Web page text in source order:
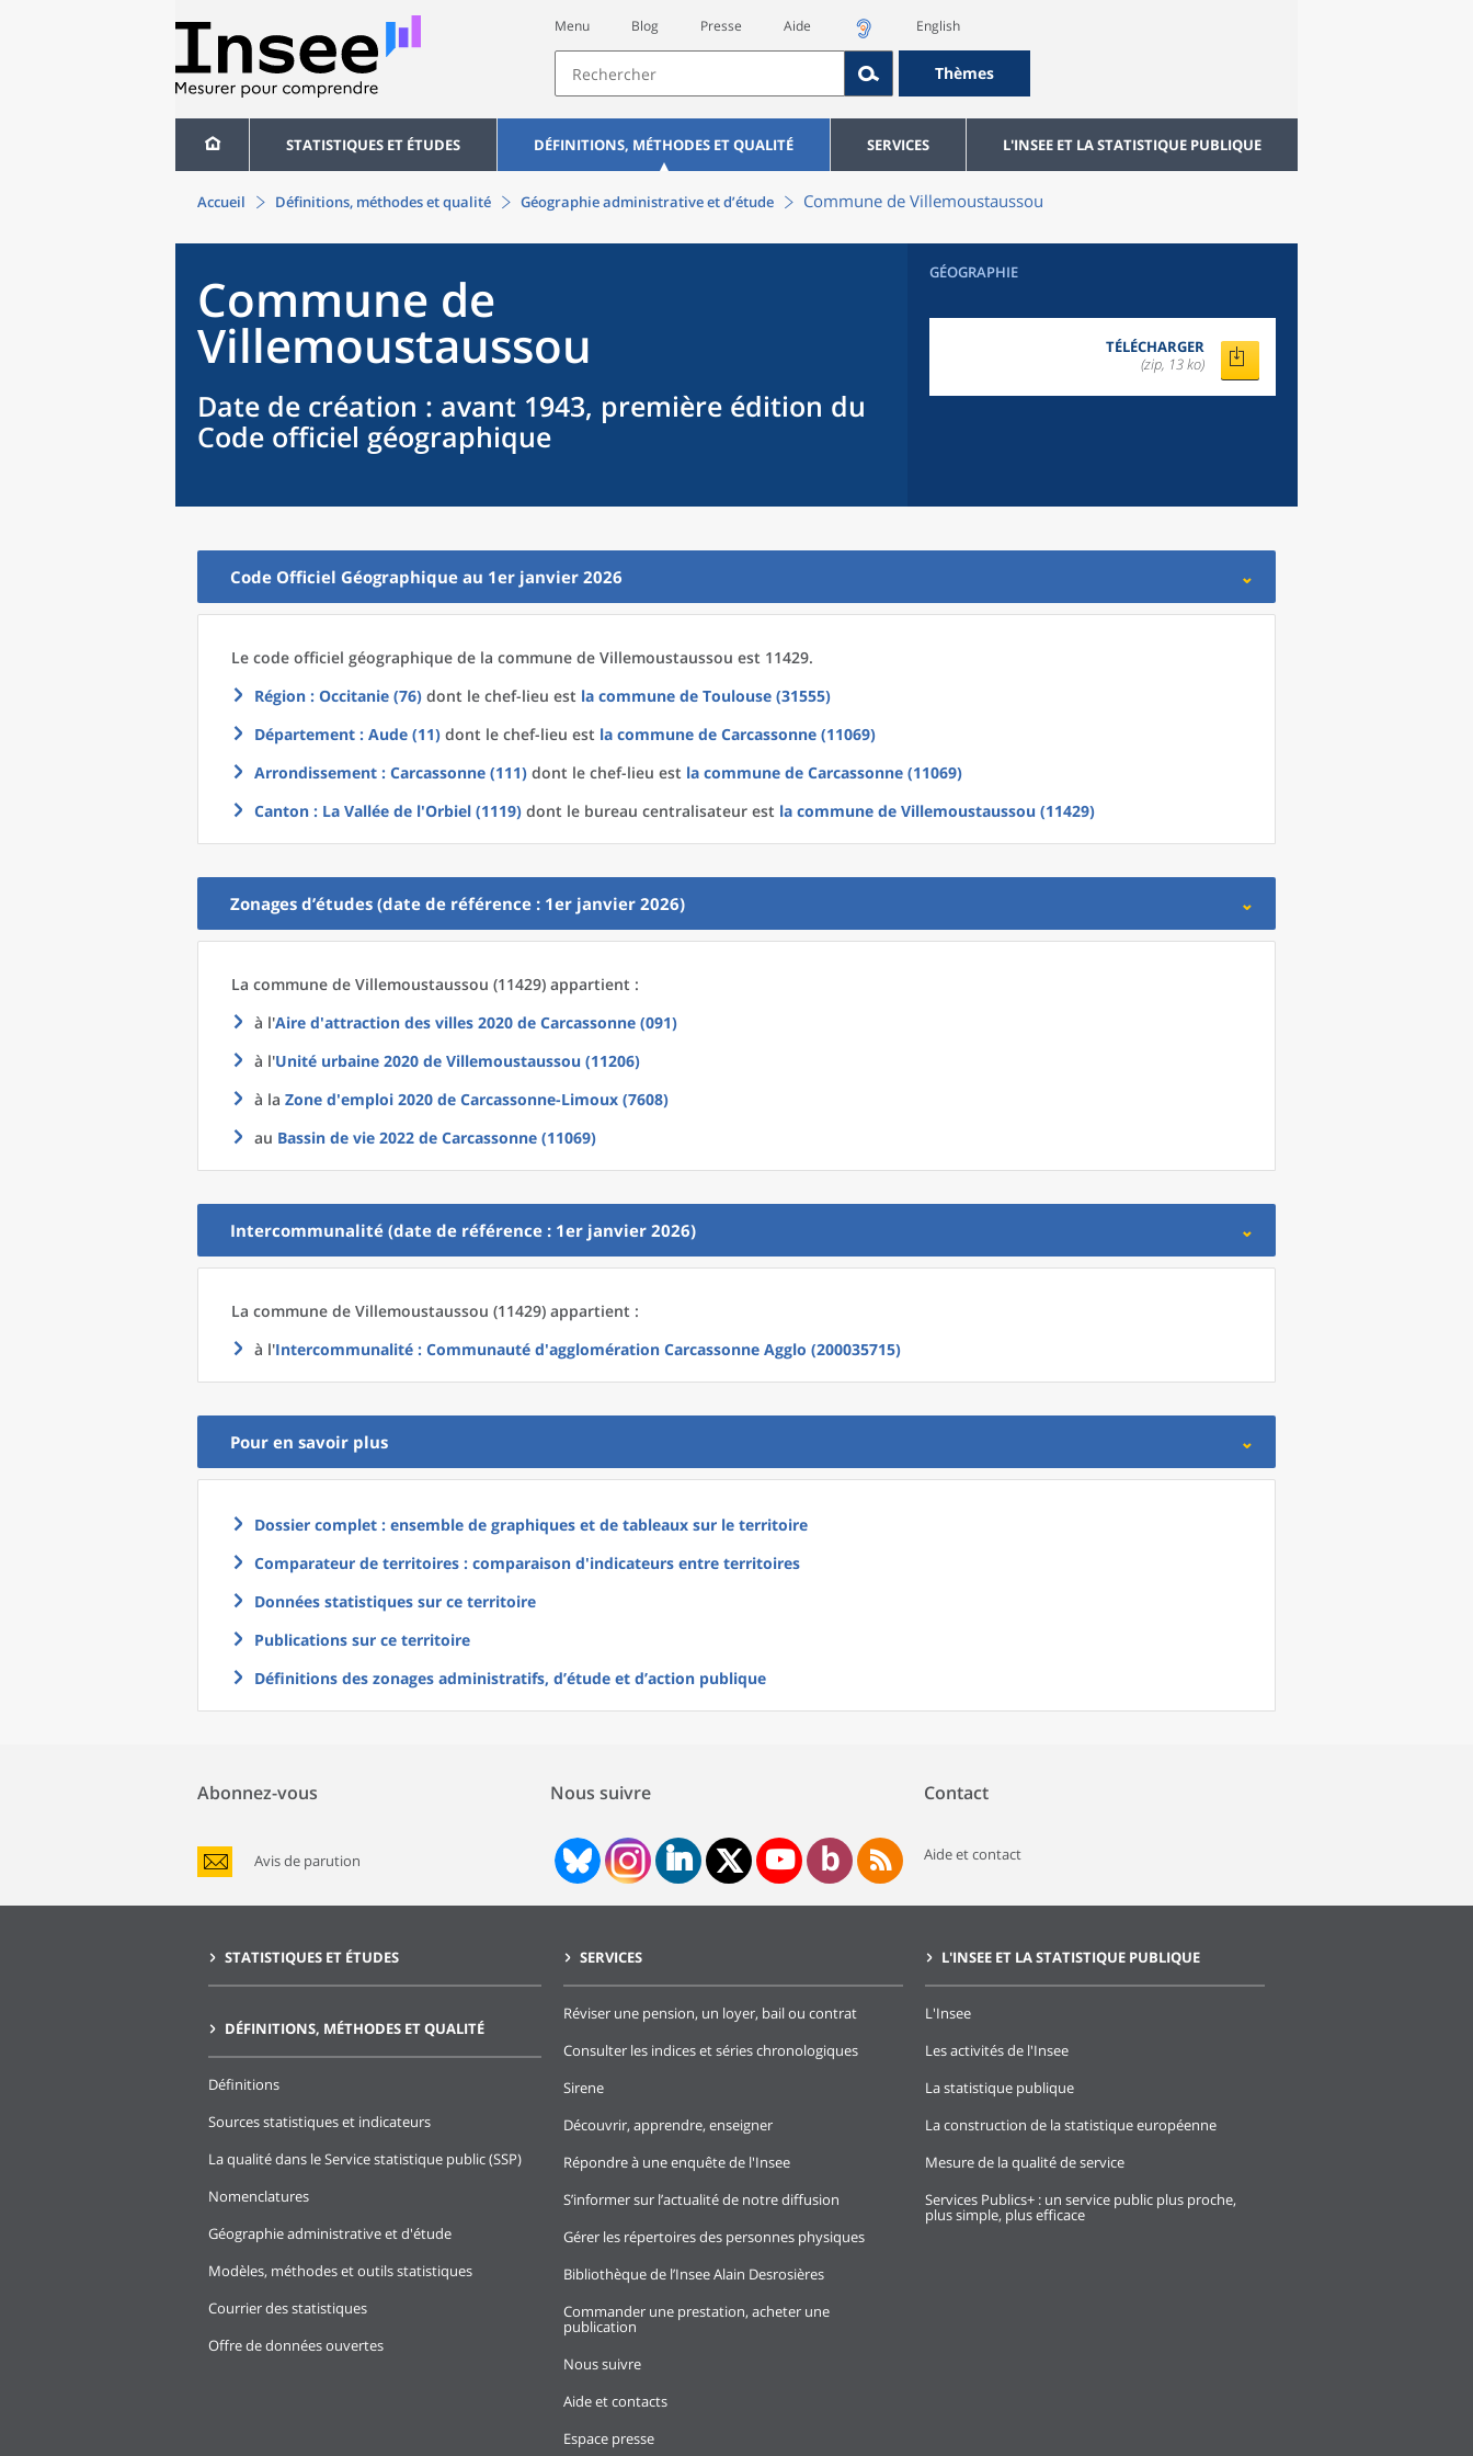
Menu Blog Presse Aide English
Thèmes
STATISTIQUES ET ÉTUDES DÉFINITIONS, MÉTHODES ET QUALITÉ SERVICES L'INSEE ET LA STATISTIQUE PUBLIQUE
Accueil Définitions, méthodes et qualité Géographie administrative et d’étude Commune de Villemoustaussou
Commune de
Villemoustaussou
Date de création : avant 1943, première édition du
Code officiel géographique
GÉOGRAPHIE
TÉLÉCHARGER
(zip, 13 ko)
Code Officiel Géographique au 1er janvier 2026
Le code officiel géographique de la commune de Villemoustaussou est 11429.
Région : Occitanie (76) dont le chef-lieu est la commune de Toulouse (31555)
Département : Aude (11) dont le chef-lieu est la commune de Carcassonne (11069)
Arrondissement : Carcassonne (111) dont le chef-lieu est la commune de Carcassonne (11069)
Canton : La Vallée de l'Orbiel (1119) dont le bureau centralisateur est la commune de Villemoustaussou (11429)
Zonages d’études (date de référence : 1er janvier 2026)
La commune de Villemoustaussou (11429) appartient :
à l'Aire d'attraction des villes 2020 de Carcassonne (091)
à l'Unité urbaine 2020 de Villemoustaussou (11206)
à la Zone d'emploi 2020 de Carcassonne-Limoux (7608)
au Bassin de vie 2022 de Carcassonne (11069)
Intercommunalité (date de référence : 1er janvier 2026)
La commune de Villemoustaussou (11429) appartient :
à l'Intercommunalité : Communauté d'agglomération Carcassonne Agglo (200035715)
Pour en savoir plus
Dossier complet : ensemble de graphiques et de tableaux sur le territoire
Comparateur de territoires : comparaison d'indicateurs entre territoires
Données statistiques sur ce territoire
Publications sur ce territoire
Définitions des zonages administratifs, d’étude et d’action publique
Abonnez-vous
Avis de parution
Nous suivre Contact
Aide et contact
STATISTIQUES ET ÉTUDES
DÉFINITIONS, MÉTHODES ET QUALITÉ
Définitions
Sources statistiques et indicateurs
La qualité dans le Service statistique public (SSP)
Nomenclatures
Géographie administrative et d'étude
Modèles, méthodes et outils statistiques
Courrier des statistiques
Offre de données ouvertes
SERVICES
Réviser une pension, un loyer, bail ou contrat
Consulter les indices et séries chronologiques
Sirene
Découvrir, apprendre, enseigner
Répondre à une enquête de l'Insee
S’informer sur l’actualité de notre diffusion
Gérer les répertoires des personnes physiques
Bibliothèque de l’Insee Alain Desrosières
Commander une prestation, acheter une
publication
Nous suivre
Aide et contacts
Espace presse
L'INSEE ET LA STATISTIQUE PUBLIQUE
L'Insee
Les activités de l'Insee
La statistique publique
La construction de la statistique européenne
Mesure de la qualité de service
Services Publics+ : un service public plus proche,
plus simple, plus efficace